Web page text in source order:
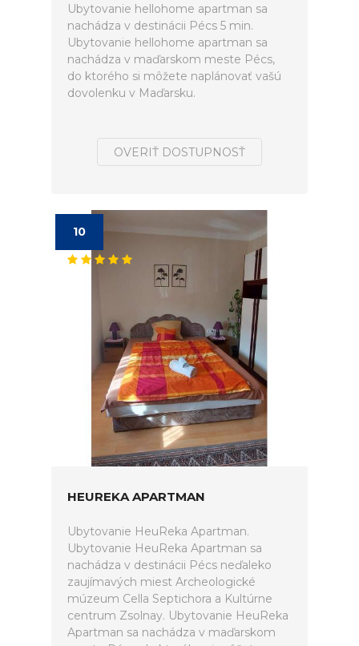
Ubytovanie hellohome apartman sa
nachádza v destinácii Pécs 5 min.
Ubytovanie hellohome apartman sa
nachádza v maďarskom meste Pécs,
do ktorého si môžete naplánovať vašú
dovolenku v Maďarsku.
OVERIŤ DOSTUPNOSŤ
10
HEUREKA APARTMAN
Ubytovanie HeuReka Apartman.
Ubytovanie HeuReka Apartman sa
nachádza v destinácii Pécs neďaleko
zaujímavých miest Archeologické
múzeum Cella Septichora a Kultúrne
centrum Zsolnay. Ubytovanie HeuReka
Apartman sa nachádza v maďarskom